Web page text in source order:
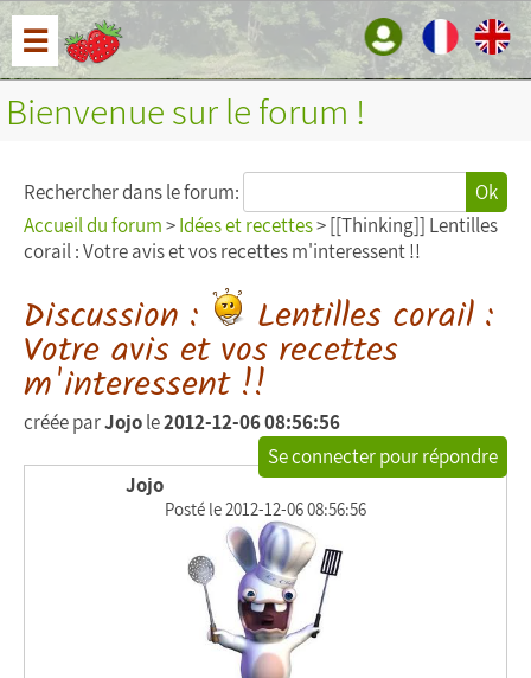
☰
Bienvenue sur le forum !
Rechercher dans le forum:
Ok
Accueil du forum>Idées et recettes> [[Thinking]] Lentilles
corail : Votre avis et vos recettes m'interessent !!
Discussion :
Lentilles corail :
Votre avis et vos recettes
m'interessent !!
créée parJojole2012-12-06 08:56:56
Se connecter pour répondre
Jojo
Posté le 2012-12-06 08:56:56